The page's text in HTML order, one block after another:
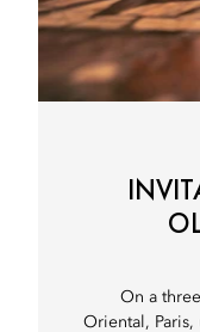
On a
Oriental,